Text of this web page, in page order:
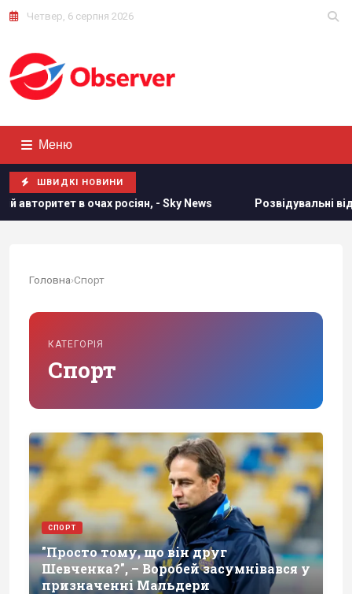
Четвер, 6 серпня 2026
Меню
ШВИДКІ НОВИНИ
Розвідувальні відносини між США та Україною
Головна›Спорт
КАТЕГОРІЯ
Спорт
СПОРТ
"Просто тому, що він друг
Шевченка?", – Воробей засумнівався у
призначенні Мальдери